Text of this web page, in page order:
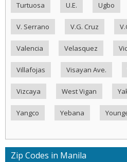
Turtuosa U.E. Ugbo
V. Serrano V.G. Cruz
Valencia Velasquez
Villafojas Visayan Ave.
Vizcaya West Vigan
Yangco Yebana
Zip Codes in Manila